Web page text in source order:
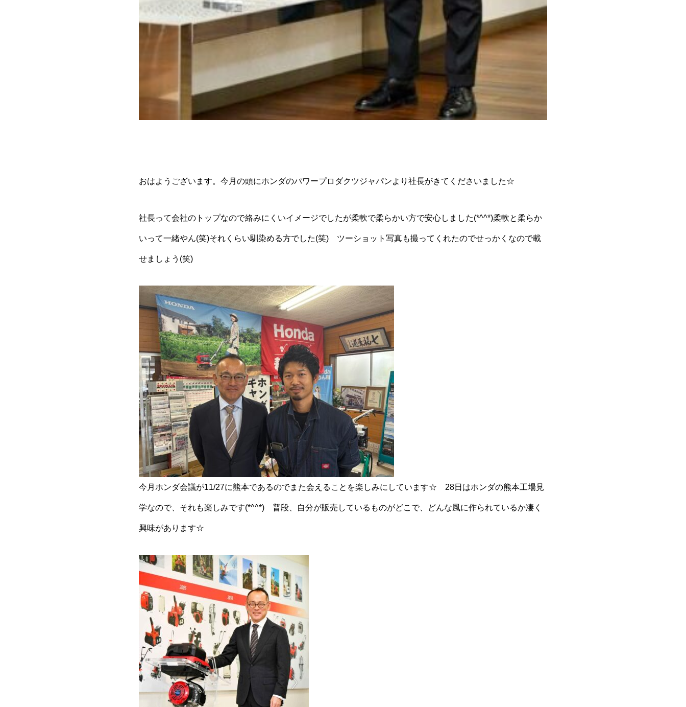
おはようございます。今月の頭にホンダのパワープロダクツジャパンより社長がきてくださいました☆
社長って会社のトップなので絡みにくいイメージでしたが柔軟で柔らかい方で安心しました(*^^*)柔軟と柔らか
いって一緒やん(笑)それくらい馴染める方でした(笑) ツーショット写真も撮ってくれたのでせっかくなので載
せましょう(笑)
今月ホンダ会議が11/27に熊本であるのでまた会えることを楽しみにしています☆ 28日はホンダの熊本工場見
学なので、それも楽しみです(*^^*) 普段、自分が販売しているものがどこで、どんな風に作られているか凄く
興味があります☆